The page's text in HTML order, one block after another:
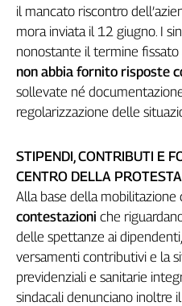
Speciali
G8
di
Genova,
sangue
ragione
120
anni
Cgil
Collettiva
Collettiva
Play
il mancato riscontro
mora inviata il 12 giugno. I
nonostante il termine fissato
non abbia fornito risposte
sollevate né
regolarizzazione delle
STIPENDI, CONTRIBUTI E
CENTRO DELLA PROTESTA
Alla base della mobilitazione
contestazioni che
delle spettanze ai
versamenti contributivi e la
previdenziali e sanitarie
sindacali denunciano inoltre